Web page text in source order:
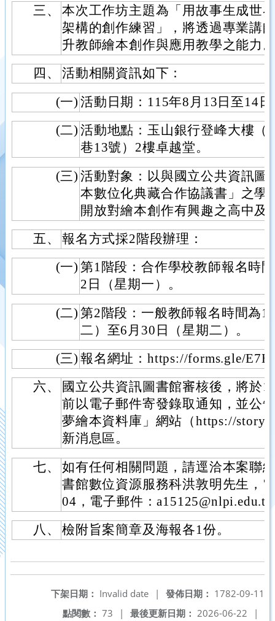
三、
本次工作坊主題為「用故事生成世
架構的創作練習」，將透過專業講
升教師繪本創作與應用教學之能力
四、
活動相關資訊如下：
(一) 活動日期：115年8月13日至14
(二) 活動地點：玉山銀行登峰大樓（
巷13號）2樓卓越堂。
(三) 活動對象：以與國立公共資訊圖
本數位化典藏合作協議書」之學
開放對繪本創作有興趣之高中及
五、
報名方式採2階段辦理：
(一) 第1階段：合作學校教師報名時
2日（星期一）。
(二) 第2階段：一般教師報名時間為
二）至6月30日（星期二）。
(三) 報名網址：https://forms.gle/
六、
國立公共資訊圖書館審核後，將於
前以電子郵件寄發錄取通知，並公
夢繪本資料庫」網站（https://
新消息區。
七、
如有任何相關問題，請逕洽本案聯
書館數位資源服務科洪敦明先生，
04，電子郵件：
八、
檢附旨案簡章及海報各1份。
發佈日期： 1782-09-11
下架日期： Invalid date
|
最後更新日期： 2026-06-22 |
點閱數： 73 |